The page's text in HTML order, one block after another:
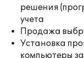
решения
учета
Продажа
Установка
компьютеры